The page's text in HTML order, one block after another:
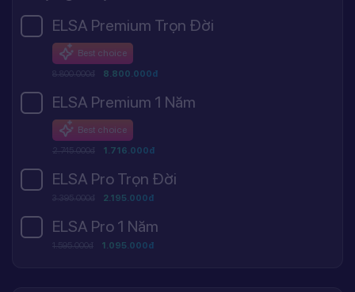
ELSA Premium Trọn Đời
Best choice
8.800.000đ 8.800.000đ
ELSA Premium 1 Năm
Best choice
2.745.000đ 1.716.000đ
ELSA Pro Trọn Đời
3.395.000đ 2.195.000đ
ELSA Pro 1 Năm
1.595.000đ 1.095.000đ